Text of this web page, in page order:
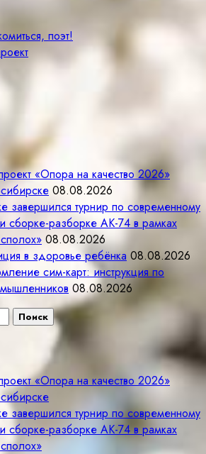
поэт!
«Опора на качество 2026»
08.08.2026
завершился турнир по современному
сборке-разборке АК-74 в рамках
08.08.2026
в здоровье ребёнка 08.08.2026
сим-карт: инструкция по
08.08.2026
«Опора на качество 2026»
завершился турнир по современному
сборке-разборке АК-74 в рамках